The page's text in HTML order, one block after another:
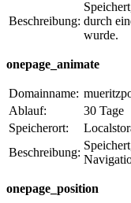
Beschreibung: durch
wurde.
onepage_animate
Domainname:
Ablauf:
30 Tage
Speicherort:
Beschreibung:
onepage_position